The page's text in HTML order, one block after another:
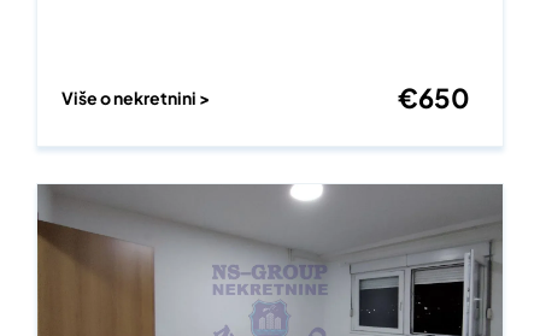
Više o nekretnini > €650